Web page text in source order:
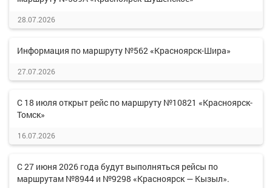
28.07.2026
Информация по маршруту №562 «Красноярск-Шира»
27.07.2026
С 18 июля открыт рейс по маршруту №10821 «Красноярск-
Томск»
16.07.2026
С 27 июня 2026 года будут выполняться рейсы по
маршрутам №8944 и №9298 «Красноярск — Кызыл».